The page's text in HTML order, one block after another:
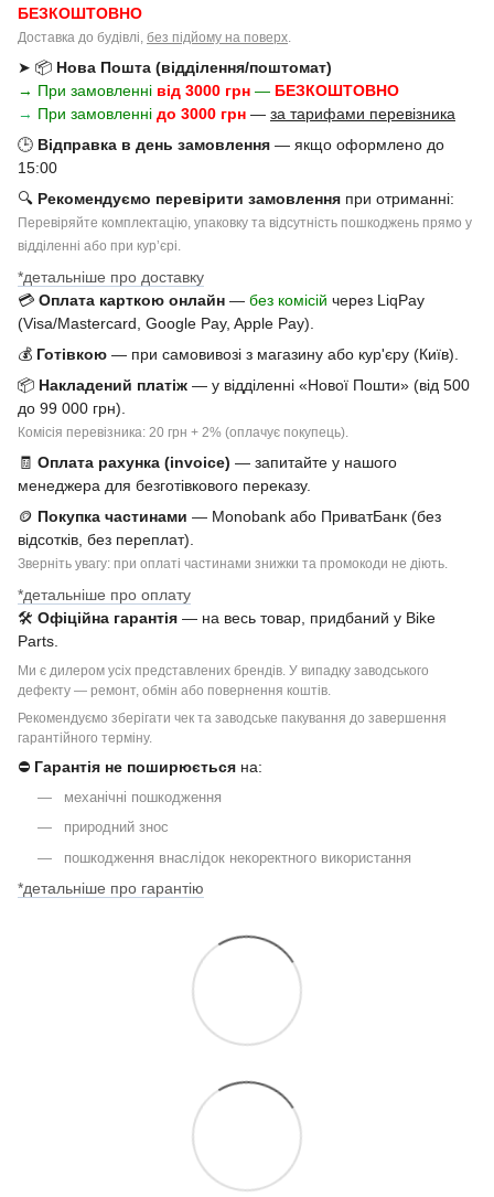
БЕЗКОШТОВНО
Доставка до будівлі, без підйому на поверх
➤ 📦 Нова Пошта (відділення/поштомат)
→ При замовленні від 3000 грн — БЕЗКОШТОВНО
→ При замовленні до 3000 грн — за тарифами перевізника
🕒 Відправка в день замовлення — якщо оформлено до
15:00
🔍 Рекомендуємо перевірити замовлення при отриманні:
Перевіряйте комплектацію, упаковку та відсутність пошкоджень прямо у
відділенні або при курʼєрі.
*детальніше про доставку
💳 Оплата карткою онлайн — без комісій через LiqPay
(Visa/Mastercard, Google Pay, Apple Pay).
💰 Готівкою — при самовивозі з магазину або кур'єру (Київ).
📦 Накладений платіж — у відділенні «Нової Пошти» (від 500
до 99 000 грн).
Комісія перевізника: 20 грн + 2% (оплачує покупець).
🧾 Оплата рахунка (invoice) — запитайте у нашого
менеджера для безготівкового переказу.
🪙 Покупка частинами — Monobank або ПриватБанк (без
відсотків, без переплат).
Зверніть увагу: при оплаті частинами знижки та промокоди не діють.
*детальніше про оплату
🛠 Офіційна гарантія — на весь товар, придбаний у Bike
Parts.
Ми є дилером усіх представлених брендів. У випадку заводського
дефекту — ремонт, обмін або повернення коштів.
Рекомендуємо зберігати чек та заводське пакування до завершення
гарантійного терміну.
⛔ Гарантія не поширюється на:
механічні пошкодження
природний знос
пошкодження внаслідок некоректного використання
*детальніше про гарантію